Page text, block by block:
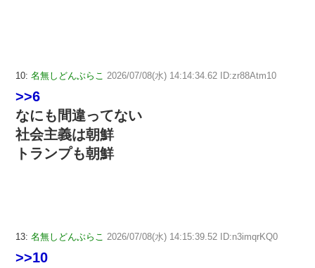
10: 名無しどんぶらこ 2026/07/08(水) 14:14:34.62 ID:zr88Atm10
>>6
なにも間違ってない
社会主義は朝鮮
トランプも朝鮮
13: 名無しどんぶらこ 2026/07/08(水) 14:15:39.52 ID:n3imqrKQ0
>>10